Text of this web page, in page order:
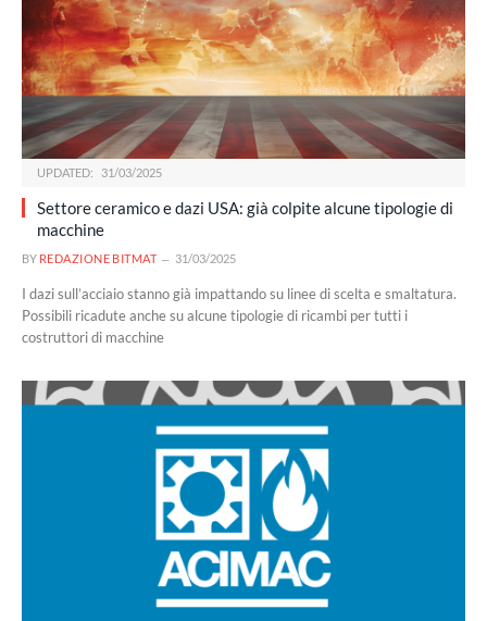
UPDATED: 31/03/2025
Settore ceramico e dazi USA: già colpite alcune tipologie di
macchine
BY REDAZIONE BITMAT 31/03/2025
I dazi sull’acciaio stanno già impattando su linee di scelta e smaltatura.
Possibili ricadute anche su alcune tipologie di ricambi per tutti i
costruttori di macchine